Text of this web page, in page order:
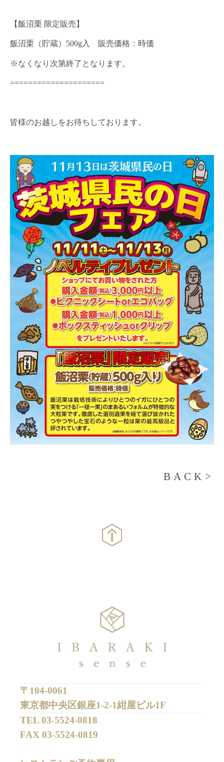
【飯沼栗 限定販売】
飯沼栗（貯蔵） 500g入 販売価格：時価
※なくなり次第終了となります。
=====================
皆様のお越しをお待ちしております。
BACK>
〒104-0061
東京都中央区銀座1-2-1紺屋ビル1F
TEL 03-5524-0818
FAX 03-5524-0819